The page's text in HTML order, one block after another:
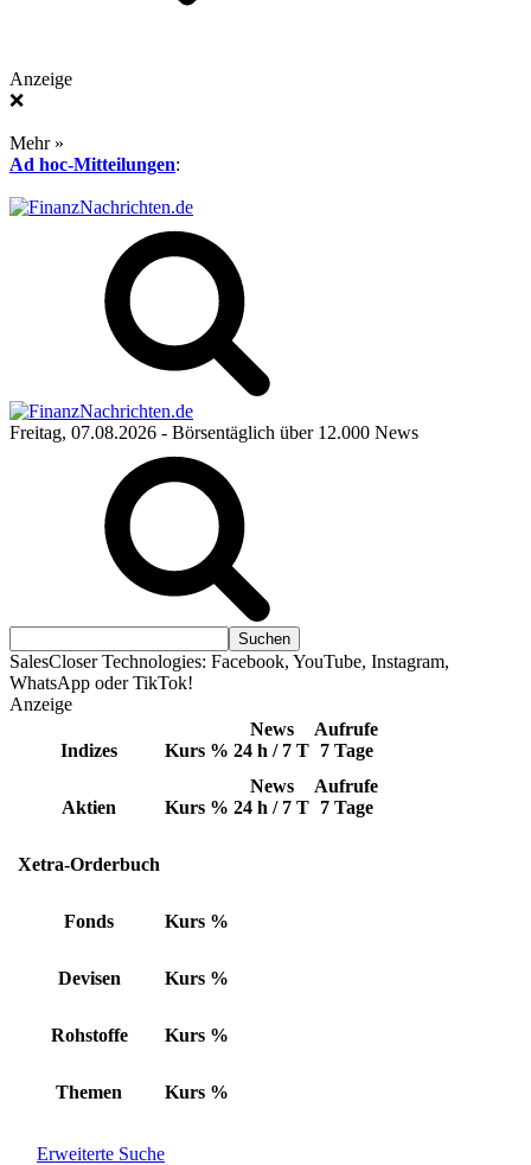
Anzeige
❌
Mehr »
Ad hoc-Mitteilungen:
Freitag, 07.08.2026 - Börsentäglich über 12.000 News
SalesCloser Technologies: Facebook, YouTube, Instagram,
WhatsApp oder TikTok!
Anzeige
Indizes Kurs %
News
24 h / 7 T
Aufrufe
7 Tage
Aktien Kurs %
News
24 h / 7 T
Aufrufe
7 Tage
Xetra-Orderbuch
Fonds Kurs %
Devisen Kurs %
Rohstoffe Kurs %
Themen Kurs %
Erweiterte Suche